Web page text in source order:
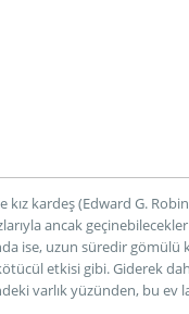
kardeş (Edward G.
ancak
ise, uzun süredir gömülü
etkisi gibi. Giderek
varlık yüzünden, bu ev